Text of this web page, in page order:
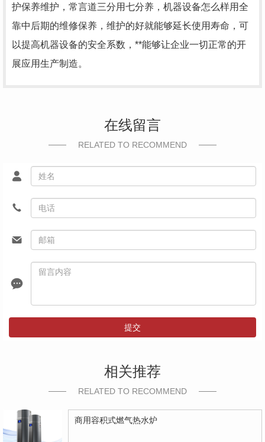
护保养维护，常言道三分用七分养，机器设备怎么样用全
靠中后期的维修保养，维护的好就能够延长使用寿命，可
以提高机器设备的安全系数，**能够让企业一切正常的开
展应用生产制造。
在线留言
RELATED TO RECOMMEND
提交
相关推荐
RELATED TO RECOMMEND
商用容积式燃气热水炉